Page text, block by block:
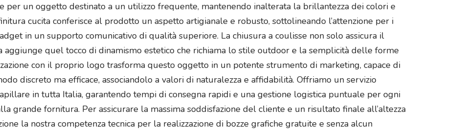
per un oggetto destinato a un utilizzo frequente, mantenendo inalterata la brillantezza dei colori e
cucita conferisce al prodotto un aspetto artigianale e robusto, sottolineando l’attenzione per i
in un supporto comunicativo di qualità superiore. La chiusura a coulisse non solo assicura il
aggiunge quel tocco di dinamismo estetico che richiama lo stile outdoor e la semplicità delle forme
con il proprio logo trasforma questo oggetto in un potente strumento di marketing, capace di
discreto ma efficace, associandolo a valori di naturalezza e affidabilità. Offriamo un servizio
in tutta Italia, garantendo tempi di consegna rapidi e una gestione logistica puntuale per ogni
grande fornitura. Per assicurare la massima soddisfazione del cliente e un risultato finale all’altezza
la nostra competenza tecnica per la realizzazione di bozze grafiche gratuite e senza alcun